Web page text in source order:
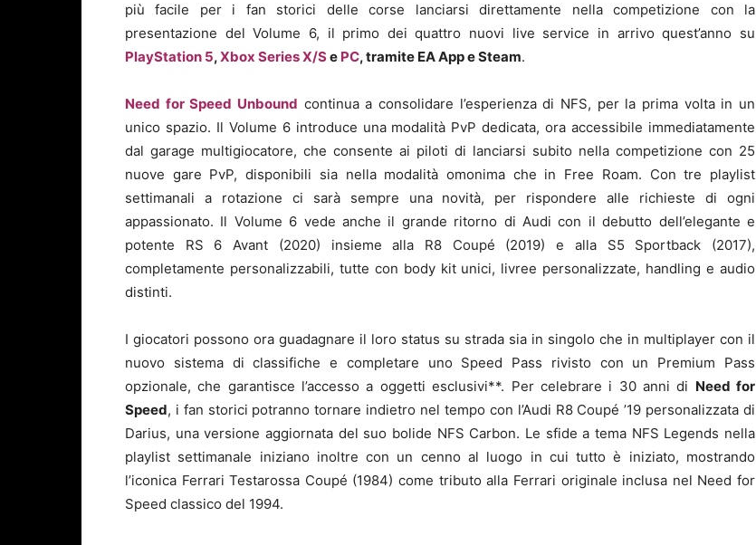
più facile per i fan storici delle corse lanciarsi direttamente nella competizione con la
presentazione del Volume 6, il primo dei quattro nuovi live service in arrivo quest’anno su
PlayStation 5,Xbox Series X/Se PC, tramite EA App e Steam.
Need for Speed Unbound continua a consolidare l’esperienza di NFS, per la prima volta in un
unico spazio. Il Volume 6 introduce una modalità PvP dedicata, ora accessibile immediatamente
dal garage multigiocatore, che consente ai piloti di lanciarsi subito nella competizione con 25
nuove gare PvP, disponibili sia nella modalità omonima che in Free Roam. Con tre playlist
settimanali a rotazione ci sarà sempre una novità, per rispondere alle richieste di ogni
appassionato. Il Volume 6 vede anche il grande ritorno di Audi con il debutto dell’elegante e
potente RS 6 Avant (2020) insieme alla R8 Coupé (2019) e alla S5 Sportback (2017),
completamente personalizzabili, tutte con body kit unici, livree personalizzate, handling e audio
distinti.
I giocatori possono ora guadagnare il loro status su strada sia in singolo che in multiplayer con il
nuovo sistema di classifiche e completare uno Speed Pass rivisto con un Premium Pass
opzionale, che garantisce l’accesso a oggetti esclusivi**. Per celebrare i 30 anni di Need for
Speed, i fan storici potranno tornare indietro nel tempo con l’Audi R8 Coupé ’19 personalizzata di
Darius, una versione aggiornata del suo bolide NFS Carbon. Le sfide a tema NFS Legends nella
playlist settimanale iniziano inoltre con un cenno al luogo in cui tutto è iniziato, mostrando
l’iconica Ferrari Testarossa Coupé (1984) come tributo alla Ferrari originale inclusa nel Need for
Speed classico del 1994.